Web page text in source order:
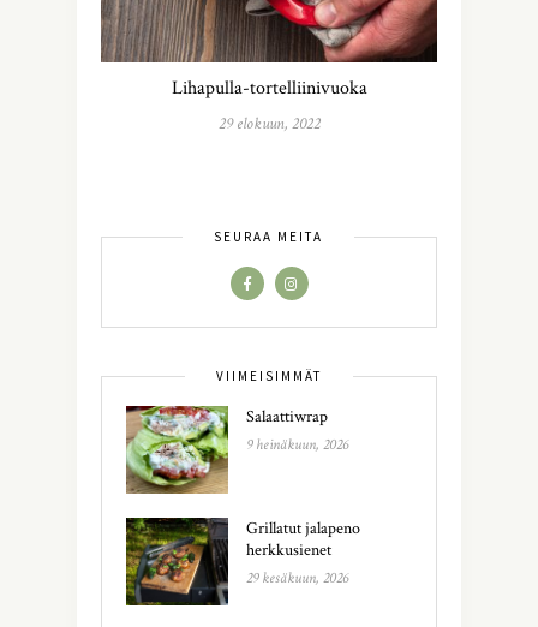
Lihapulla-tortelliinivuoka
29 elokuun, 2022
SEURAA MEITÄ
VIIMEISIMMÄT
Salaattiwrap
9 heinäkuun, 2026
Grillatut jalapeno
herkkusienet
29 kesäkuun, 2026